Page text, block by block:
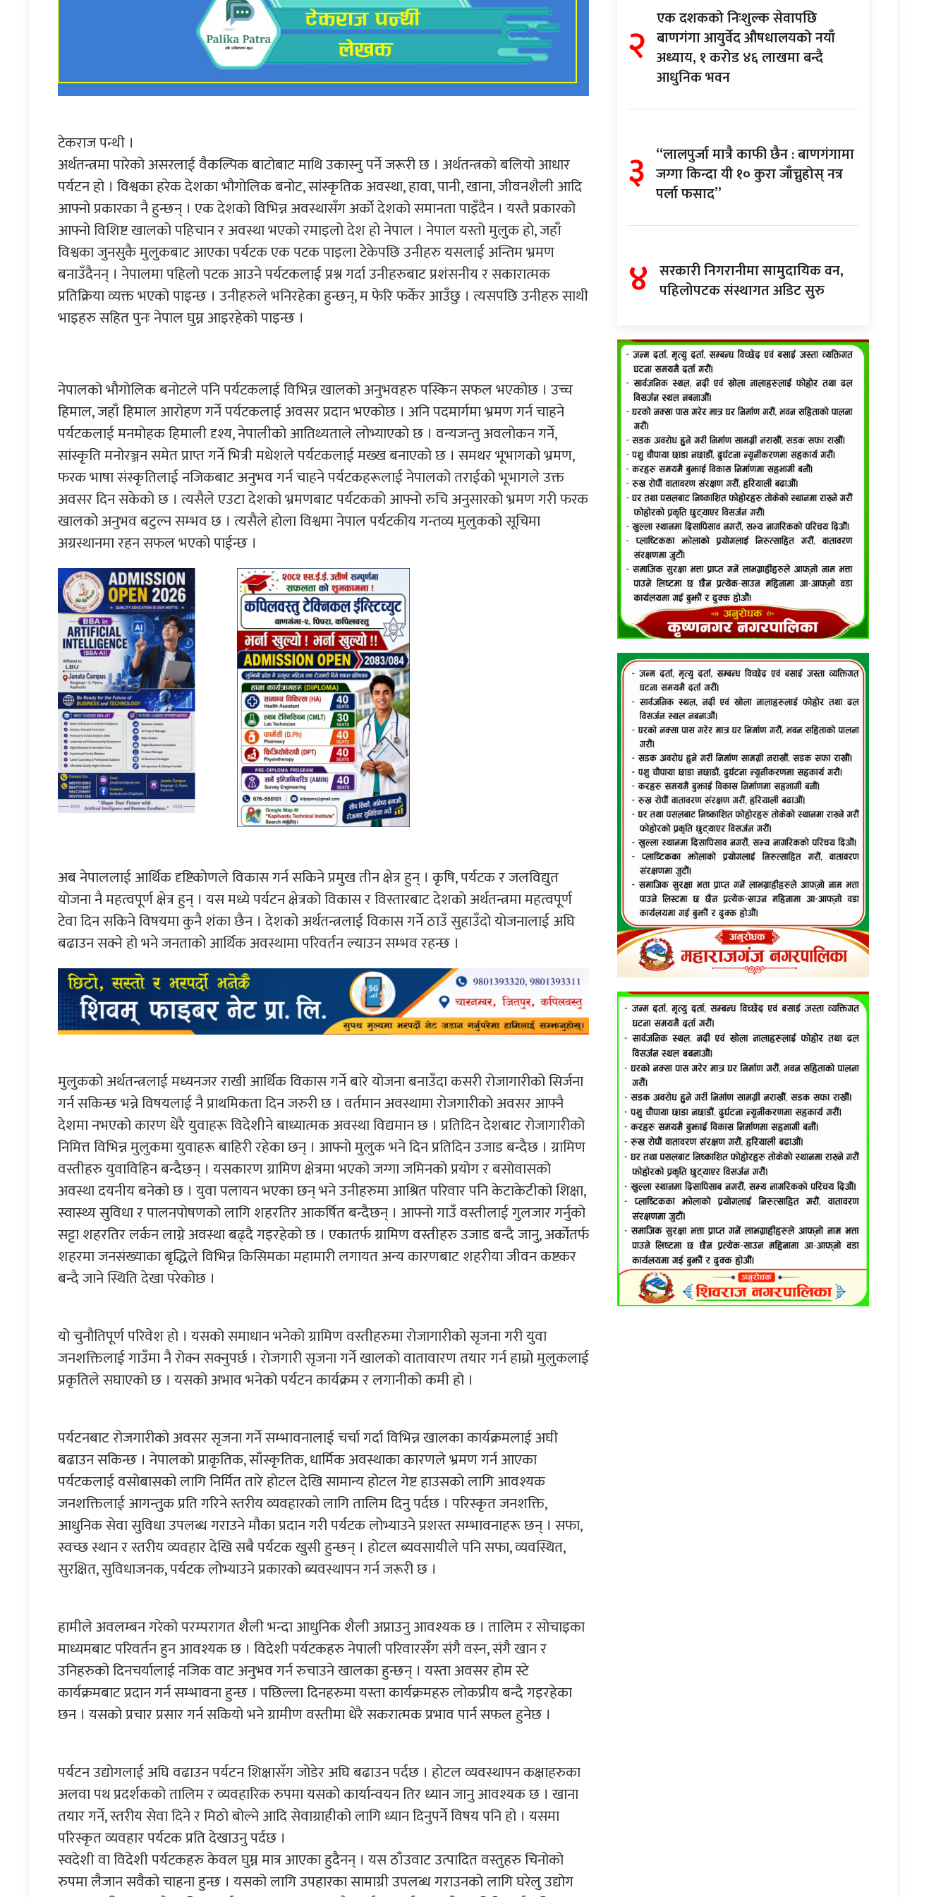
टेकराज पन्थी ।
अर्थतन्त्रमा पारेको असरलाई वैकल्पिक बाटोबाट माथि उकास्नु पर्ने जरूरी छ । अर्थतन्त्रको बलियो आधार
पर्यटन हो । विश्वका हरेक देशका भौगोलिक बनोट, सांस्कृतिक अवस्था, हावा, पानी, खाना, जीवनशैली आदि
आफ्नो प्रकारका नै हुन्छन् । एक देशको विभिन्न अवस्थासँग अर्को देशको समानता पाइँदैन । यस्तै प्रकारको
आफ्नो विशिष्ट खालको पहिचान र अवस्था भएको रमाइलो देश हो नेपाल । नेपाल यस्तो मुलुक हो, जहाँ
विश्वका जुनसुकै मुलुकबाट आएका पर्यटक एक पटक पाइला टेकेपछि उनीहरु यसलाई अन्तिम भ्रमण
बनाउँदैनन् । नेपालमा पहिलो पटक आउने पर्यटकलाई प्रश्न गर्दा उनीहरुबाट प्रशंसनीय र सकारात्मक
प्रतिक्रिया व्यक्त भएको पाइन्छ । उनीहरुले भनिरहेका हुन्छन्, म फेरि फर्केर आउँछु । त्यसपछि उनीहरु साथी
भाइहरु सहित पुनः नेपाल घुम्न आइरहेको पाइन्छ ।
नेपालको भौगोलिक बनोटले पनि पर्यटकलाई विभिन्न खालको अनुभवहरु पस्किन सफल भएकोछ । उच्च
हिमाल, जहाँ हिमाल आरोहण गर्ने पर्यटकलाई अवसर प्रदान भएकोछ । अनि पदमार्गमा भ्रमण गर्न चाहने
पर्यटकलाई मनमोहक हिमाली दृश्य, नेपालीको आतिथ्यताले लोभ्याएको छ । वन्यजन्तु अवलोकन गर्ने,
सांस्कृति मनोरञ्जन समेत प्राप्त गर्ने भित्री मधेशले पर्यटकलाई मख्ख बनाएको छ । समथर भूभागको भ्रमण,
फरक भाषा संस्कृतिलाई नजिकबाट अनुभव गर्न चाहने पर्यटकहरूलाई नेपालको तराईको भूभागले उक्त
अवसर दिन सकेको छ । त्यसैले एउटा देशको भ्रमणबाट पर्यटकको आफ्नो रुचि अनुसारको भ्रमण गरी फरक
खालको अनुभव बटुल्न सम्भव छ । त्यसैले होला विश्वमा नेपाल पर्यटकीय गन्तव्य मुलुकको सूचिमा
अग्रस्थानमा रहन सफल भएको पाईन्छ ।
अब नेपाललाई आर्थिक दृष्टिकोणले विकास गर्न सकिने प्रमुख तीन क्षेत्र हुन् । कृषि, पर्यटक र जलविद्युत
योजना नै महत्वपूर्ण क्षेत्र हुन् । यस मध्ये पर्यटन क्षेत्रको विकास र विस्तारबाट देशको अर्थतन्त्रमा महत्वपूर्ण
टेवा दिन सकिने विषयमा कुनै शंका छैन । देशको अर्थतन्त्रलाई विकास गर्ने ठाउँ सुहाउँदो योजनालाई अघि
बढाउन सक्ने हो भने जनताको आर्थिक अवस्थामा परिवर्तन ल्याउन सम्भव रहन्छ ।
मुलुकको अर्थतन्त्रलाई मध्यनजर राखी आर्थिक विकास गर्ने बारे योजना बनाउँदा कसरी रोजागारीको सिर्जना
गर्न सकिन्छ भन्ने विषयलाई नै प्राथमिकता दिन जरुरी छ । वर्तमान अवस्थामा रोजगारीको अवसर आफ्नै
देशमा नभएको कारण धेरै युवाहरू विदेशीने बाध्यात्मक अवस्था विद्यमान छ । प्रतिदिन देशबाट रोजागारीको
निमित्त विभिन्न मुलुकमा युवाहरू बाहिरी रहेका छन् । आफ्नो मुलुक भने दिन प्रतिदिन उजाड बन्दैछ । ग्रामिण
वस्तीहरु युवाविहिन बन्दैछन् । यसकारण ग्रामिण क्षेत्रमा भएको जग्गा जमिनको प्रयोग र बसोवासको
अवस्था दयनीय बनेको छ । युवा पलायन भएका छन् भने उनीहरुमा आश्रित परिवार पनि केटाकेटीको शिक्षा,
स्वास्थ्य सुविधा र पालनपोषणको लागि शहरतिर आकर्षित बन्दैछन् । आफ्नो गाउँ वस्तीलाई गुलजार गर्नुको
सट्टा शहरतिर लर्कन लाग्ने अवस्था बढ्दै गइरहेको छ । एकातर्फ ग्रामिण वस्तीहरु उजाड बन्दै जानु, अर्कोतर्फ
शहरमा जनसंख्याका बृद्धिले विभिन्न किसिमका महामारी लगायत अन्य कारणबाट शहरीया जीवन कष्टकर
बन्दै जाने स्थिति देखा परेकोछ ।
यो चुनौतिपूर्ण परिवेश हो । यसको समाधान भनेको ग्रामिण वस्तीहरुमा रोजागारीको सृजना गरी युवा
जनशक्तिलाई गाउँमा नै रोक्न सक्नुपर्छ । रोजगारी सृजना गर्ने खालको वातावारण तयार गर्न हाम्रो मुलुकलाई
प्रकृतिले सघाएको छ । यसको अभाव भनेको पर्यटन कार्यक्रम र लगानीको कमी हो ।
पर्यटनबाट रोजगारीको अवसर सृजना गर्ने सम्भावनालाई चर्चा गर्दा विभिन्न खालका कार्यक्रमलाई अघी
बढाउन सकिन्छ । नेपालको प्राकृतिक, साँस्कृतिक, धार्मिक अवस्थाका कारणले भ्रमण गर्न आएका
पर्यटकलाई वसोबासको लागि निर्मित तारे होटल देखि सामान्य होटल गेष्ट हाउसको लागि आवश्यक
जनशक्तिलाई आगन्तुक प्रति गरिने स्तरीय व्यवहारको लागि तालिम दिनु पर्दछ । परिस्कृत जनशक्ति,
आधुनिक सेवा सुविधा उपलब्ध गराउने मौका प्रदान गरी पर्यटक लोभ्याउने प्रशस्त सम्भावनाहरू छन् । सफा,
स्वच्छ स्थान र स्तरीय व्यवहार देखि सबै पर्यटक खुसी हुन्छन् । होटल ब्यवसायीले पनि सफा, व्यवस्थित,
सुरक्षित, सुविधाजनक, पर्यटक लोभ्याउने प्रकारको ब्यवस्थापन गर्न जरूरी छ ।
हामीले अवलम्बन गरेको परम्परागत शैली भन्दा आधुनिक शैली अप्नाउनु आवश्यक छ । तालिम र सोचाइका
माध्यमबाट परिवर्तन हुन आवश्यक छ । विदेशी पर्यटकहरु नेपाली परिवारसँग संगै वस्न, संगै खान र
उनिहरुको दिनचर्यालाई नजिक वाट अनुभव गर्न रुचाउने खालका हुन्छन् । यस्ता अवसर होम स्टे
कार्यक्रमबाट प्रदान गर्न सम्भावना हुन्छ । पछिल्ला दिनहरुमा यस्ता कार्यक्रमहरु लोकप्रीय बन्दै गइरहेका
छन । यसको प्रचार प्रसार गर्न सकियो भने ग्रामीण वस्तीमा धेरै सकरात्मक प्रभाव पार्न सफल हुनेछ ।
पर्यटन उद्योगलाई अघि वढाउन पर्यटन शिक्षासँग जोडेर अघि बढाउन पर्दछ । होटल व्यवस्थापन कक्षाहरुका
अलवा पथ प्रदर्शकको तालिम र व्यवहारिक रुपमा यसको कार्यान्वयन तिर ध्यान जानु आवश्यक छ । खाना
तयार गर्ने, स्तरीय सेवा दिने र मिठो बोल्ने आदि सेवाग्राहीको लागि ध्यान दिनुपर्ने विषय पनि हो । यसमा
परिस्कृत व्यवहार पर्यटक प्रति देखाउनु पर्दछ ।
स्वदेशी वा विदेशी पर्यटकहरु केवल घुम्न मात्र आएका हुदैनन् । यस ठाँउवाट उत्पादित वस्तुहरु चिनोको
रुपमा लैजान सवैको चाहना हुन्छ । यसको लागि उपहारका सामाग्री उपलब्ध गराउनको लागि घरेलु उद्योग
२ एक दशकको निःशुल्क सेवापछि
बाणगंगा आयुर्वेद औषधालयको नयाँ
अध्याय, १ करोड ४६ लाखमा बन्दै
आधुनिक भवन
३ “लालपुर्जा मात्रै काफी छैन : बाणगंगामा
जग्गा किन्दा यी १० कुरा जाँच्नुहोस् नत्र
पर्ला फसाद”
४ सरकारी निगरानीमा सामुदायिक वन,
पहिलोपटक संस्थागत अडिट सुरु